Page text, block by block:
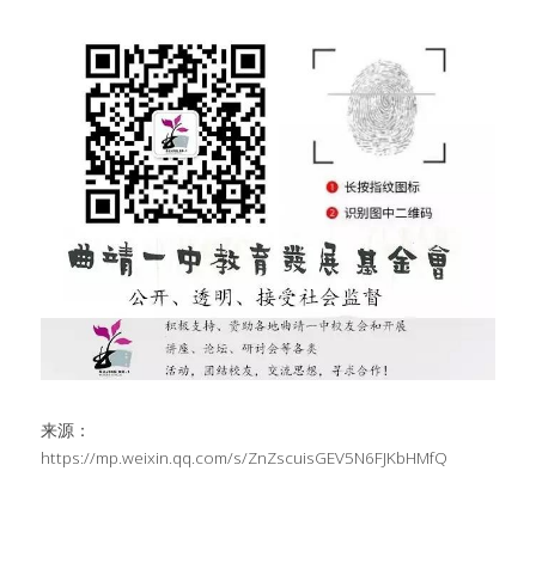
来源：
https://mp.weixin.qq.com/s/ZnZscuisGEV5N6FJKbHMfQ